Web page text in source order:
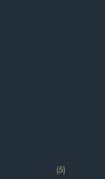
(5)